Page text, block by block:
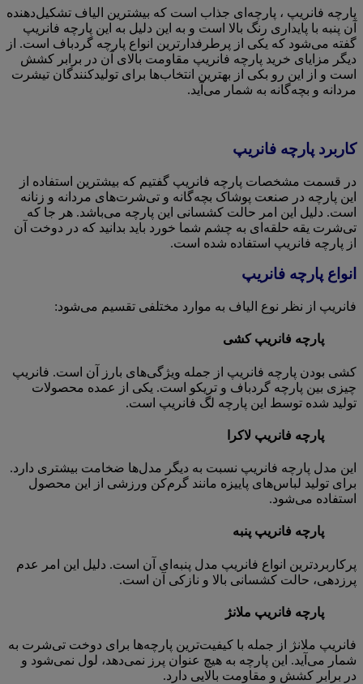
پارچه فانریپ ، پارچه‌ای جذاب است که بیشترین الیاف تشکیل‌دهنده
آن پنبه با پایداری رنگ بالا است و به این دلیل به این پارچه فانریپ
گفته می‌شود که یکی از پرطرفدارترین انواع پارچه گردباف است. از
دیگر مزایای خرید پارچه فانریپ مقاومت بالای آن در برابر کشش
است و از این رو بکی از بهترین انتخاب‌ها برای تولیدکنندگان تیشرت
مردانه و بچه‌گانه به شمار می‌آید.
کاربرد پارچه فانریپ
در قسمت مشخصات پارچه فانریپ گفتیم که بیشترین استفاده از
این پارچه در صنعت پوشاک بچه‌گانه و تی‌شرت‌های مردانه و زنانه
است. دلیل این امر حالت کشسانی این پارچه می‌باشد. هر جا که
تی‌شرت یقه حلقه‌ای به چشم شما خورد باید بدانید که در دوخت آن
از پارچه فانریپ استفاده شده است.
انواع پارچه فانریپ
فانریپ از نظر نوع الیاف به موارد مختلفی تقسیم می‌شود:
پارچه فانریپ کشی
کشی بودن پارچه فانریپ از جمله ویژگی‌های بارز آن است. فانریپ
چیزی بین پارچه گردباف و تریکو است. یکی از عمده محصولات
تولید شده توسط این پارچه لگ فانریپ است.
پارچه فانریپ لاکرا
این مدل پارچه فانریپ نسبت به دیگر مدل‌ها ضخامت بیشتری دارد.
برای تولید لباس‌های پاییزه مانند گرم‌کن ورزشی از این محصول
استفاده می‌شود.
پارچه فانریپ پنبه
پرکاربردترین انواع فانریپ مدل پنبه‌ای آن است. دلیل این امر عدم
پرزدهی، حالت کشسانی بالا و نازکی آن است.
پارچه فانریپ ملانژ
فانریپ ملانژ از جمله با کیفیت‌ترین پارچه‌ها برای دوخت تی‌شرت به
شمار می‌آید. این پارچه به هیچ عنوان پرز نمی‌دهد، لول نمی‌شود و
در برابر کشش و مقاومت بالایی دارد.